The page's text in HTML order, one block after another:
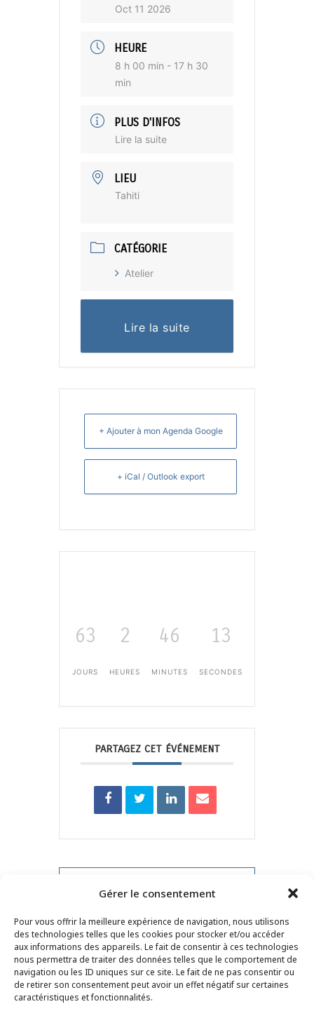
Gérer le consentement
Pour vous offrir la meilleure expérience de navigation, nous utilisons
des technologies telles que les cookies pour stocker et/ou accéder
aux informations des appareils. Le fait de consentir à ces technologies
nous permettra de traiter des données telles que le comportement de
navigation ou les ID uniques sur ce site. Le fait de ne pas consentir ou
de retirer son consentement peut avoir un effet négatif sur certaines
caractéristiques et fonctionnalités.
Oct 11 2026
HEURE
8 h 00 min - 17 h 30
min
PLUS D'INFOS
Lire la suite
LIEU
Tahiti
CATÉGORIE
Atelier
Lire la suite
+ Ajouter à mon Agenda Google
+ iCal / Outlook export
63
JOURS
2
HEURES
46
MINUTES
13
SECONDES
PARTAGEZ CET ÉVÉNEMENT
NXT Event
CONTACT–MENTIONS LÉGALES